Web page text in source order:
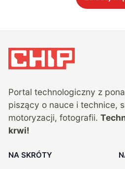
Portal technologiczny z
piszący o nauce i technice,
motoryzacji, fotografii.
krwi!
NA SKRÓTY